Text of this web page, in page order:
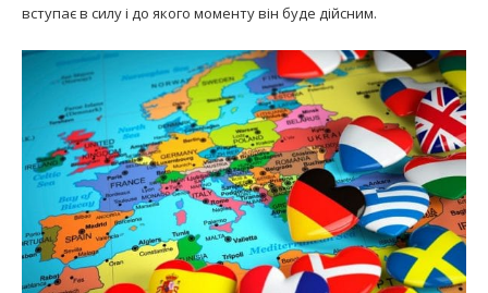
вступає в силу і до якого моменту він буде дійсним.